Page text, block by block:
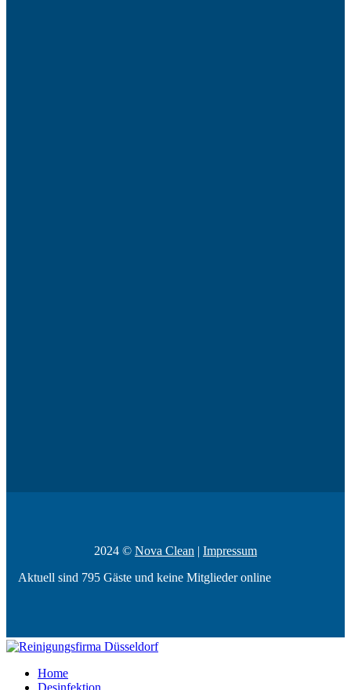
2024 © Nova Clean | Impressum
Aktuell sind 795 Gäste und keine Mitglieder online
Home
Desinfektion